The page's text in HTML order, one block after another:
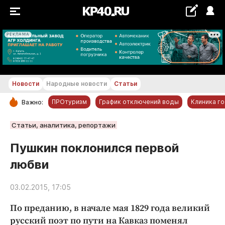
РЕКЛАМА
+24...+25 °С
РУБРИКИ
Статьи
Народные новости
Благоустройство
Новости Народные новости Статьи
Важно: ПРОтуризм График отключений воды Клиника
Статьи, аналитика, репортажи
Пушкин поклонился первой
любви
03.02.2015, 17:05
По преданию, в начале мая 1829 года великий
русский поэт по пути на Кавказ поменял